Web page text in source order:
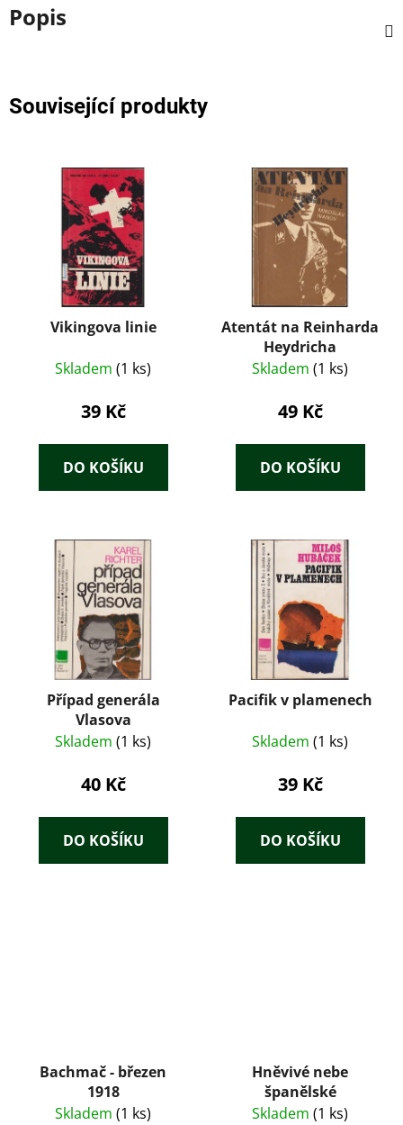
Popis
Související produkty
Vikingova linie
Skladem (1 ks)
39 Kč
DO KOŠÍKU
Atentát na Reinharda
Heydricha
Skladem (1 ks)
49 Kč
DO KOŠÍKU
Případ generála
Vlasova
Skladem (1 ks)
40 Kč
DO KOŠÍKU
Pacifik v plamenech
Skladem (1 ks)
39 Kč
DO KOŠÍKU
Bachmač - březen
1918
Skladem (1 ks)
Hněvivé nebe
španělské
Skladem (1 ks)